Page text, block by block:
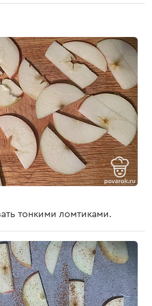
тонкими ломтиками.